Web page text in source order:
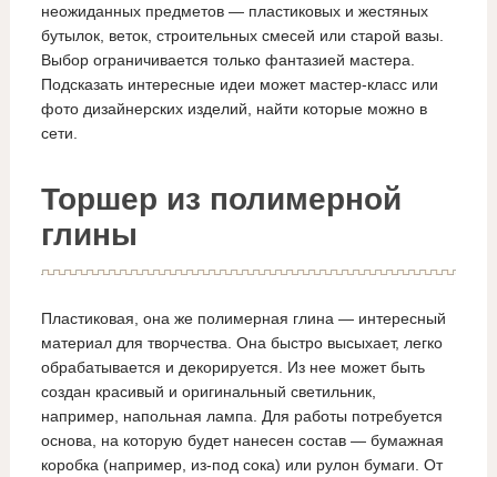
неожиданных предметов — пластиковых и жестяных
бутылок, веток, строительных смесей или старой вазы.
Выбор ограничивается только фантазией мастера.
Подсказать интересные идеи может мастер-класс или
фото дизайнерских изделий, найти которые можно в
сети.
Торшер из полимерной
глины
Пластиковая, она же полимерная глина — интересный
материал для творчества. Она быстро высыхает, легко
обрабатывается и декорируется. Из нее может быть
создан красивый и оригинальный светильник,
например, напольная лампа. Для работы потребуется
основа, на которую будет нанесен состав — бумажная
коробка (например, из-под сока) или рулон бумаги. От